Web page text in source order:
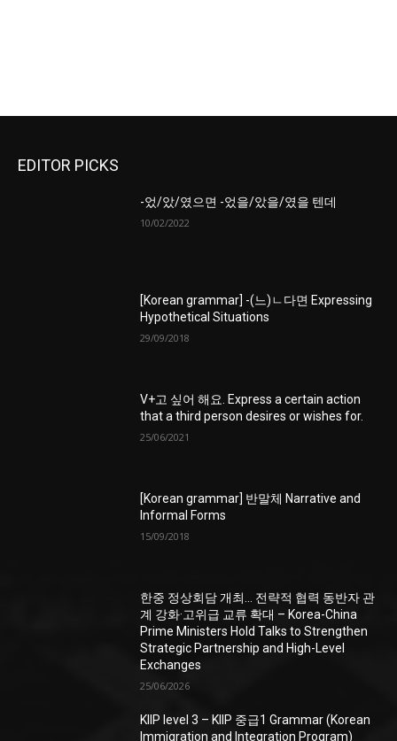
EDITOR PICKS
-었/았/였으면 -었을/았을/였을 텐데
10/02/2022
[Korean grammar] -(느)ㄴ다면 Expressing
Hypothetical Situations
29/09/2018
V+고 싶어 해요. Express a certain action
that a third person desires or wishes for.
25/06/2021
[Korean grammar] 반말체 Narrative and
Informal Forms
15/09/2018
한중 정상회담 개최… 전략적 협력 동반자 관
계 강화·고위급 교류 확대 – Korea-China
Prime Ministers Hold Talks to Strengthen
Strategic Partnership and High-Level
Exchanges
25/06/2026
KIIP level 3 – KIIP 중급1 Grammar (Korean
Immigration and Integration Program)